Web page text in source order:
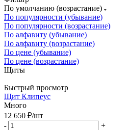
По умолчанию (возрастание)
По популярности (убывание)
По популярности (возрастание)
По алфавиту (убывание)
По алфавиту (возрастание)
По цене (убывание)
По цене (возрастание)
Щиты
Быстрый просмотр
Щит Клипеус
Много
12 650 ₽/шт
-
+